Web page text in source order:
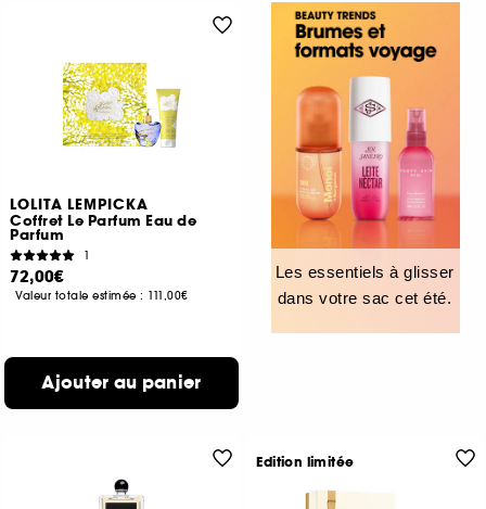
LOLITA LEMPICKA
Coffret Le Parfum Eau de
Parfum
1
72,00€
Valeur totale estimée : 111,00€
Ajouter au panier
Les essentiels à glisser
dans votre sac cet été.
Edition limitée